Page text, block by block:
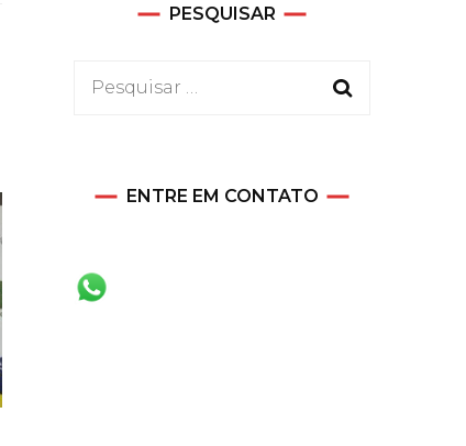
PESQUISAR
Pesquisar
ENTRE EM CONTATO